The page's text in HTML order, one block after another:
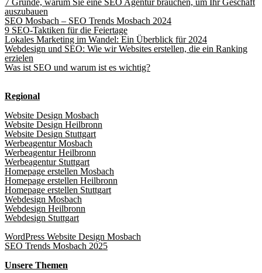
7 Gründe, warum Sie eine SEO Agentur brauchen, um Ihr Geschäft
auszubauen
SEO Mosbach – SEO Trends Mosbach 2024
9 SEO-Taktiken für die Feiertage
Lokales Marketing im Wandel: Ein Überblick für 2024
Webdesign und SEO: Wie wir Websites erstellen, die ein Ranking
erzielen
Was ist SEO und warum ist es wichtig?
Regional
Website Design Mosbach
Website Design Heilbronn
Website Design Stuttgart
Werbeagentur Mosbach
Werbeagentur Heilbronn
Werbeagentur Stuttgart
Homepage erstellen Mosbach
Homepage erstellen Heilbronn
Homepage erstellen Stuttgart
Webdesign Mosbach
Webdesign Heilbronn
Webdesign Stuttgart
WordPress Website Design Mosbach
SEO Trends Mosbach 2025
Unsere Themen